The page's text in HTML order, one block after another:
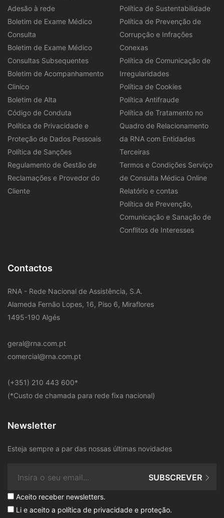
Adesão à rede
Boletim de Exame Médico
Consulta
Boletim de Exame Médico
Consultas Subsequentes
Boletim de Acompanhamento
Clinico
Boletim de Alta
Código de Conduta
Política de Privacidade e
Proteção de Dados Pessoais
Política de Sanções
Regulamento de Gestão de
Reclamações e Provedor do
Cliente
Política de Sustentabilidade
Política de Prevenção de
Corrupção e Infrações
Conexas
Política de Comunicação de
Irregularidades
Política de Cookies
Política Antifraude
Política de Tratamento no
Quadro de Relacionamento
da RNA com Entidades
Terceiras
Termos e Condições Serviço
de Consulta Médica Online
Relatório e contas
Política de Prevenção,
Comunicação e Sanação de
Conflitos de Interesses
Contactos
RNA - Rede Nacional de Assistência, S.A.
Alameda Fernão Lopes, 16, Piso 6, Miraflores
1495-190 Algés
geral@rna.com.pt
comercial@rna.com.pt
​(+351) 210 443 600*
(*Custo de chamada para rede fixa nacional)
Newsletter
Esteja sempre a par das nossas últimas novidades
Aceito receber newsletters.
Li e aceito a política de privacidade e proteção.
SUBSCREVER